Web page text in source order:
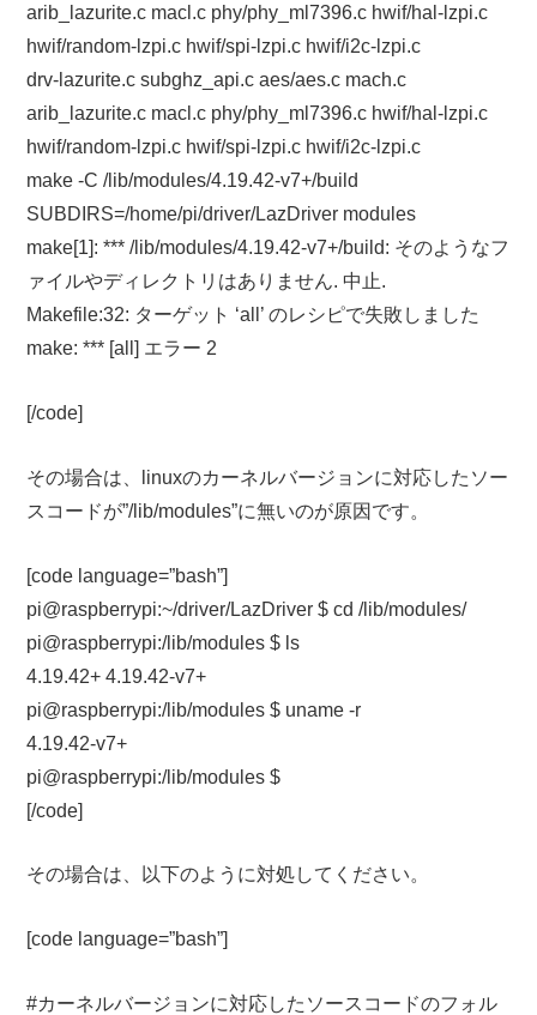
arib_lazurite.c macl.c phy/phy_ml7396.c hwif/hal-lzpi.c
hwif/random-lzpi.c hwif/spi-lzpi.c hwif/i2c-lzpi.c
drv-lazurite.c subghz_api.c aes/aes.c mach.c
arib_lazurite.c macl.c phy/phy_ml7396.c hwif/hal-lzpi.c
hwif/random-lzpi.c hwif/spi-lzpi.c hwif/i2c-lzpi.c
make -C /lib/modules/4.19.42-v7+/build
SUBDIRS=/home/pi/driver/LazDriver modules
make[1]: *** /lib/modules/4.19.42-v7+/build: そのようなフ
ァイルやディレクトリはありません. 中止.
Makefile:32: ターゲット ‘all’ のレシピで失敗しました
make: *** [all] エラー 2
[/code]
その場合は、linuxのカーネルバージョンに対応したソー
スコードが”/lib/modules”に無いのが原因です。
[code language=”bash”]
pi@raspberrypi:~/driver/LazDriver $ cd /lib/modules/
pi@raspberrypi:/lib/modules $ ls
4.19.42+ 4.19.42-v7+
pi@raspberrypi:/lib/modules $ uname -r
4.19.42-v7+
pi@raspberrypi:/lib/modules $
[/code]
その場合は、以下のように対処してください。
[code language=”bash”]
#カーネルバージョンに対応したソースコードのフォル